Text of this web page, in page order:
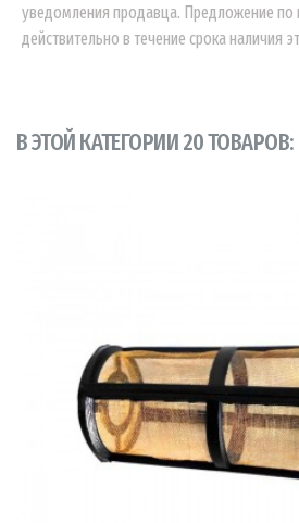
уведомления продавца. Предложение по
действительно в течение срока наличия
В ЭТОЙ КАТЕГОРИИ 20 ТОВАРОВ: